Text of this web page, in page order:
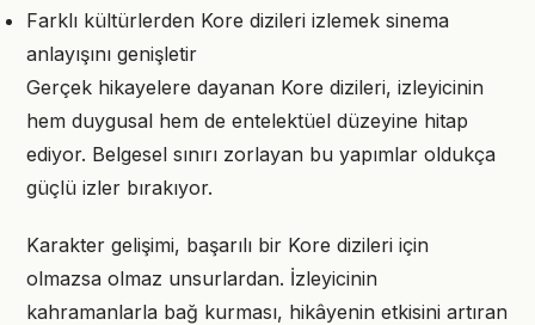
Farklı kültürlerden Kore dizileri izlemek sinema
anlayışını genişletir
Gerçek hikayelere dayanan Kore dizileri, izleyicinin
hem duygusal hem de entelektüel düzeyine hitap
ediyor. Belgesel sınırı zorlayan bu yapımlar oldukça
güçlü izler bırakıyor.
Karakter gelişimi, başarılı bir Kore dizileri için
olmazsa olmaz unsurlardan. İzleyicinin
kahramanlarla bağ kurması, hikâyenin etkisini artıran